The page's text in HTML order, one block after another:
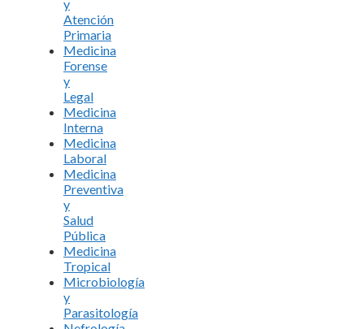
y
Atención
Primaria
Medicina
Forense
y
Legal
Medicina
Interna
Medicina
Laboral
Medicina
Preventiva
y
Salud
Pública
Medicina
Tropical
Microbiología
y
Parasitología